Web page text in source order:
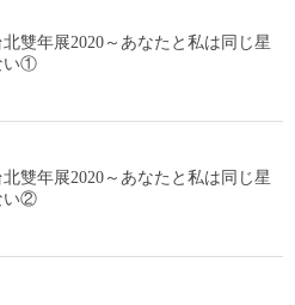
北雙年展2020～あなたと私は同じ星
い①
北雙年展2020～あなたと私は同じ星
い②